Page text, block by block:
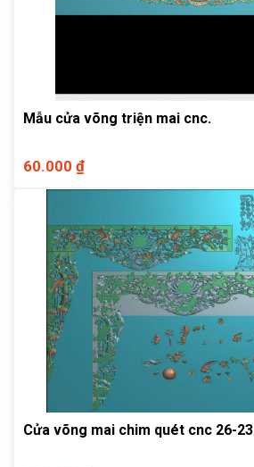
Mẫu cửa võng triện mai cnc.
60.000 ₫
Cửa võng mai chim quét cnc 26-23